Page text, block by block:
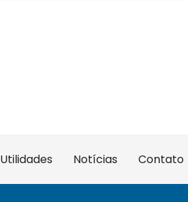
Utilidades Notícias Contato